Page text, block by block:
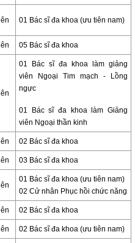
01 Bác sĩ đa khoa (ưu tiên nam)
05 Bác sĩ đa khoa
01 Bác sĩ đa khoa làm giảng
viên Ngoại Tim mạch - Lồng
ngực
01 Bác sĩ đa khoa làm Giảng
viên Ngoại thần kinh
02 Bác sĩ đa khoa
03 Bác sĩ đa khoa
01 Bác sĩ đa khoa (ưu tiên nam)
02 Cử nhân Phục hồi chức năng
02 Bác sĩ đa khoa
02 Bác sĩ đa khoa (ưu tiên nam)